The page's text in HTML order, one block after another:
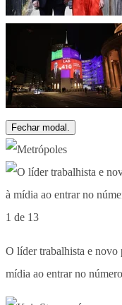
Fechar modal.
1 de 13
O líder trabalhista e
mídia ao entrar no